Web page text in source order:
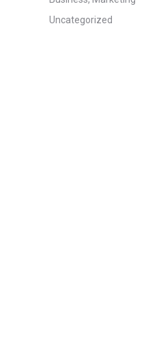
Uncategorized